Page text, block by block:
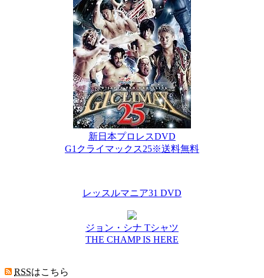
新日本プロレスDVD
G1クライマックス25※送料無料
レッスルマニア31 DVD
ジョン・シナ Tシャツ
THE CHAMP IS HERE
RSSはこちら